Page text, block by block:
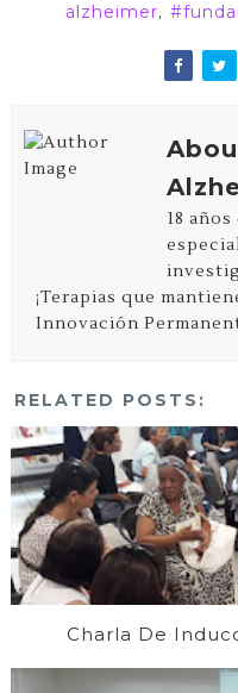
alzheimer,
18
¡Terapias que
Innovación
RELATED POSTS:
Charla De